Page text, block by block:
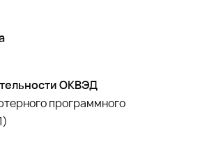
ОКВЭД
программного